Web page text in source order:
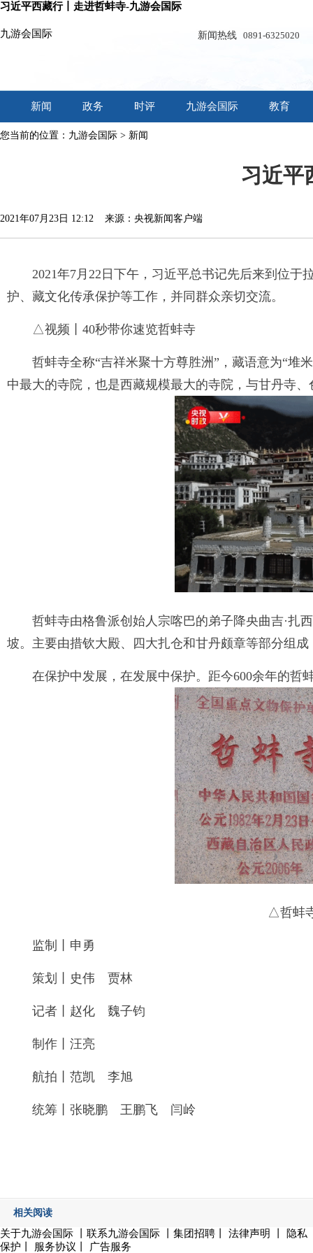
习近平西藏行丨走进哲蚌寺-九游会国际
九游会国际 新闻热线 0891-6325020
新闻 政务 时评 九游会国际 教育
您当前的位置： 九游会国际 > 新闻
习近平
2021年07月23日 12:12 来源：央视新闻客户端
2021年7月22日下午，习近平总书记先后来到位
护、藏文化传承保护等工作，并同群众亲切交流。
△视频丨40秒带你速览哲蚌寺
哲蚌寺全称“吉祥米聚十方尊胜洲”，藏语意为“堆
中最大的寺院，也是西藏规模最大的寺院，与甘丹寺
哲蚌寺由格鲁派创始人宗喀巴的弟子降央曲吉·扎
坡。主要由措钦大殿、四大扎仓和甘丹颇章等部分组
在保护中发展，在发展中保护。距今600余年的哲
△哲蚌
监制丨申勇
策划丨史伟 贾林
记者丨赵化 魏子钧
制作丨汪亮
航拍丨范凯 李旭
统筹丨张晓鹏 王鹏飞 闫岭
相关阅读
关于九游会国际 联系九游会国际 丨集团招聘丨 法律声明
隐私
保护
服务协议 广告服务